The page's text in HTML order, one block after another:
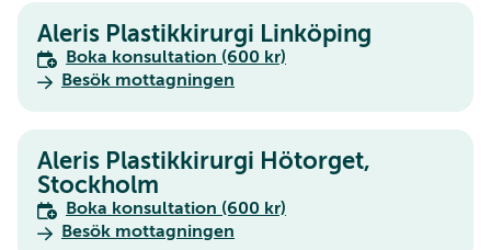
Aleris Plastikkirurgi Linköping
Boka konsultation (600 kr)
Besök mottagningen
Aleris Plastikkirurgi Hötorget,
Stockholm
Boka konsultation (600 kr)
Besök mottagningen